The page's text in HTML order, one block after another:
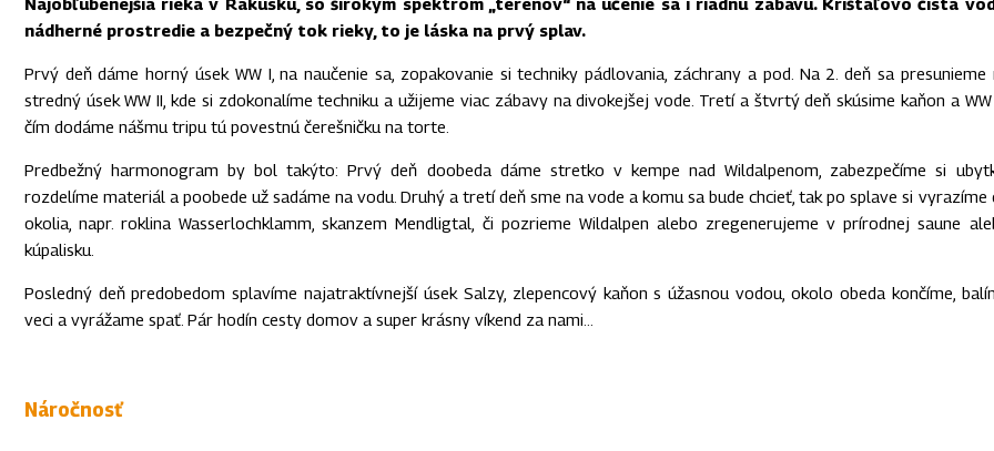
nádherné prostredie a bezpečný tok rieky, to je láska na prvý splav.
Prvý deň dáme horný úsek WW I, na naučenie sa, zopakovanie si techniky pádlovania, záchrany a pod. Na 2. deň sa presunieme
stredný úsek WW II, kde si zdokonalíme techniku a užijeme viac zábavy na divokejšej vode. Tretí a štvrtý deň skúsime kaňon a WW
čím dodáme nášmu tripu tú povestnú čerešničku na torte.
Predbežný harmonogram by bol takýto: Prvý deň doobeda dáme stretko v kempe nad Wildalpenom, zabezpečíme si
rozdelíme materiál a poobede už sadáme na vodu. Druhý a tretí deň sme na vode a komu sa bude chcieť, tak po splave si vyrazíme
okolia, napr. roklina Wasserlochklamm, skanzem Mendligtal, či pozrieme Wildalpen alebo zregenerujeme v prírodnej saune
kúpalisku.
Posledný deň predobedom splavíme najatraktívnejší úsek Salzy, zlepencový kaňon s úžasnou vodou, okolo obeda končíme,
veci a vyrážame spať. Pár hodín cesty domov a super krásny víkend za nami…
Náročnosť